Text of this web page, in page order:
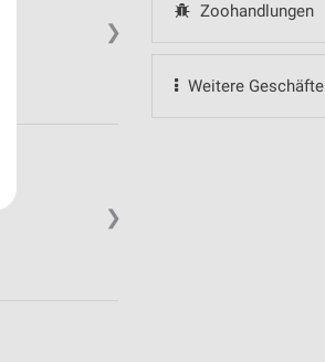
Zoohandlungen
Weitere Geschäfte
❯
❯